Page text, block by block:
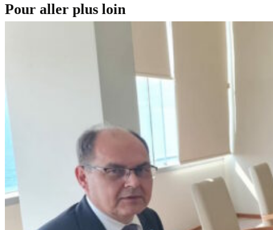
Pour aller plus loin